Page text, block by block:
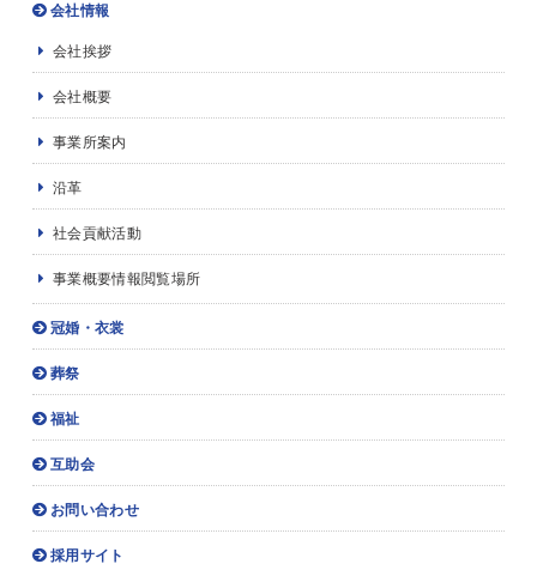
会社情報
会社挨拶
会社概要
事業所案内
沿革
社会貢献活動
事業概要情報閲覧場所
冠婚・衣裳
葬祭
福祉
互助会
お問い合わせ
採用サイト